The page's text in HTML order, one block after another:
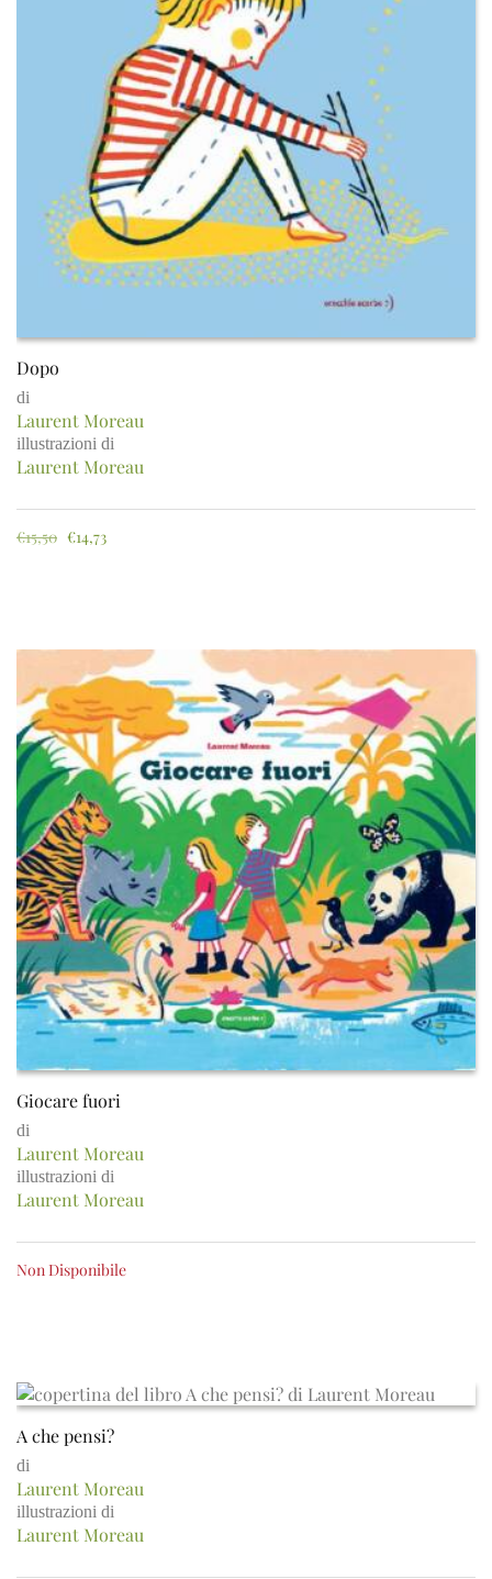
Dopo
di
Laurent Moreau
illustrazioni di
Laurent Moreau
€15,50 €14,73
Giocare fuori
di
Laurent Moreau
illustrazioni di
Laurent Moreau
Non Disponibile
A che pensi?
di
Laurent Moreau
illustrazioni di
Laurent Moreau